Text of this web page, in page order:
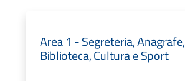
Area 1 - Segreteria, Anagrafe,
Biblioteca, Cultura e Sport